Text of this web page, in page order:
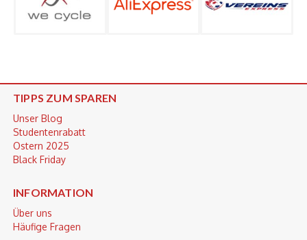
TIPPS ZUM SPAREN
Unser Blog
Studentenrabatt
Ostern 2025
Black Friday
INFORMATION
Über uns
Häufige Fragen